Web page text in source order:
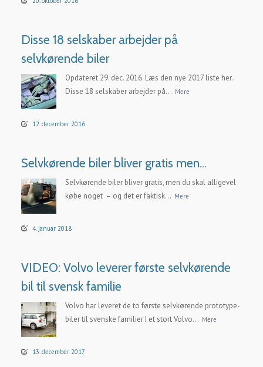
Disse 18 selskaber arbejder på
selvkørende biler
Opdateret 29. dec. 2016. Læs den nye 2017 liste her.
Disse 18 selskaber arbejder på... Mere
12. december 2016
Selvkørende biler bliver gratis men…
Selvkørende biler bliver gratis, men du skal alligevel
købe noget – og det er faktisk... Mere
4. januar 2018
VIDEO: Volvo leverer første selvkørende
bil til svensk familie
Volvo har leveret de to første selvkørende prototype-
biler til svenske familier I et stort Volvo... Mere
13. december 2017